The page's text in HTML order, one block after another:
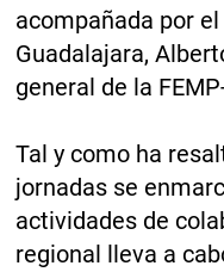
acompañada por
Guadalajara,
general de la
Tal y como ha
jornadas se
actividades de
regional lleva a